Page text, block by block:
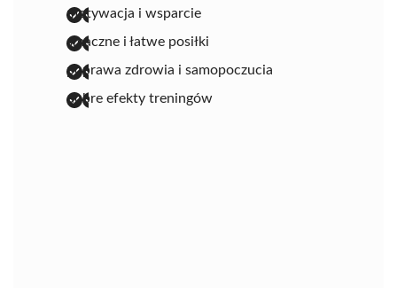
motywacja i wsparcie
smaczne i łatwe posiłki
poprawa zdrowia i samopoczucia
dobre efekty treningów